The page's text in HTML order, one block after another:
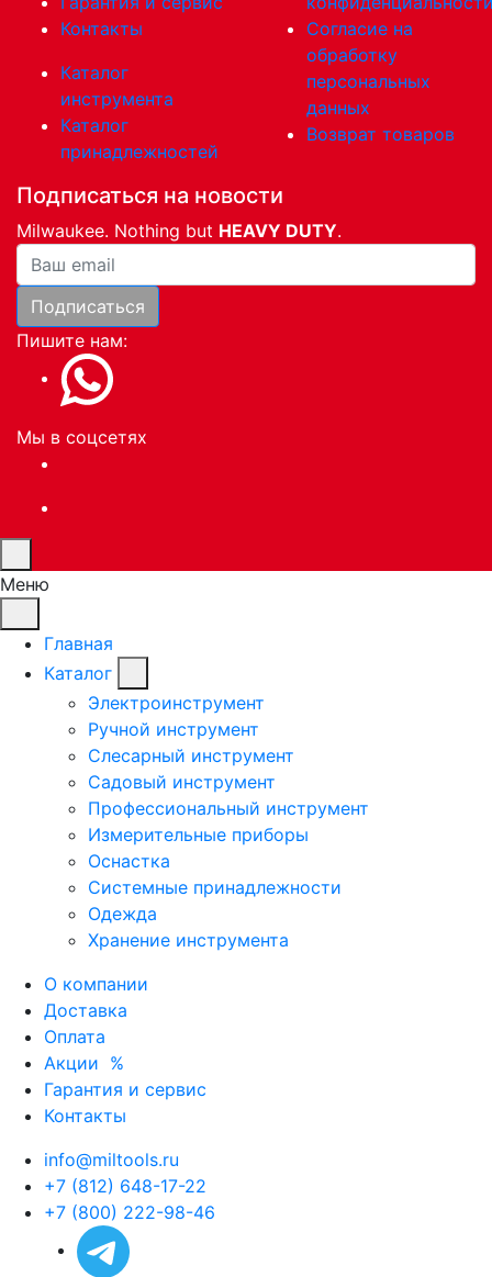
Контакты
Каталог
инструмента
Каталог
принадлежностей
Согласие на
обработку
персональных
данных
Возврат товаров
Подписаться на новости
Milwaukee. Nothing but HEAVY DUTY.
Ваша почта
Подписаться
Пишите нам:
Мы в соцсетях
Меню
Главная
Каталог
Электроинструмент
Ручной инструмент
Слесарный инструмент
Садовый инструмент
Профессиональный инструмент
Измерительные приборы
Оснастка
Системные принадлежности
Одежда
Хранение инструмента
О компании
Доставка
Оплата
Акции %
Гарантия и сервис
Контакты
info@miltools.ru
+7 (812) 648-17-22
+7 (800) 222-98-46